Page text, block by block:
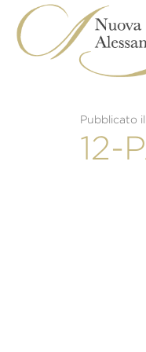
content
Pubblicato
12-